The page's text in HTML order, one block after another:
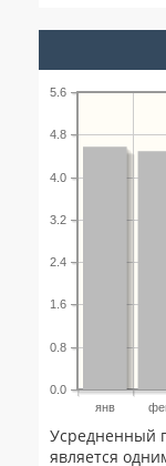
янв
0.0
0.8
1.6
2.4
3.2
4.0
4.8
5.6
Усредненный
является